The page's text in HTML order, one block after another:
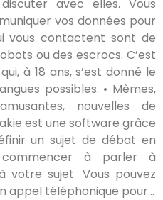
avec elles. Vous
vos données pour
vous contactent sont de
ou des escrocs. C’est
à 18 ans, s’est donné le
possibles. • Mèmes,
nouvelles de
est une software grâce
un sujet de débat en
à parler à
votre sujet. Vous pouvez
appel téléphonique pour…